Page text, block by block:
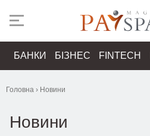
БАНКИ БІЗНЕС FINTECH
Головна › Новини
Новини